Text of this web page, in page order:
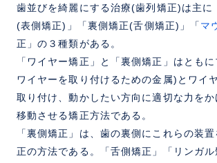
歯並びを綺麗にする治療(歯列矯正)は主に
(表側矯正)」「裏側矯正(舌側矯正)」「 マ
正」の３種類がある。
「ワイヤー矯正」と「裏側矯正」はとも
ワイヤーを取り付けるための金属)とワイ
取り付け、動かしたい方向に適切な力を
移動させる矯正方法である。
「裏側矯正」は、歯の裏側にこれらの装
正の方法である。「舌側矯正」「リンガ